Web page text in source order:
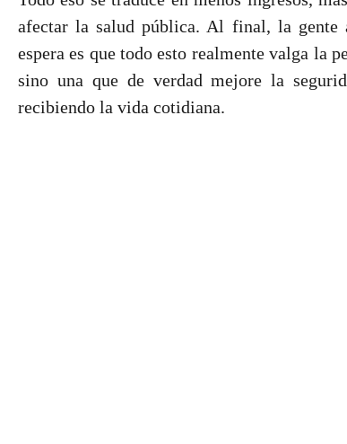
afectar la salud pública. Al final, la gente
espera es que todo esto realmente valga la
sino una que de verdad mejore la
recibiendo la vida cotidiana.